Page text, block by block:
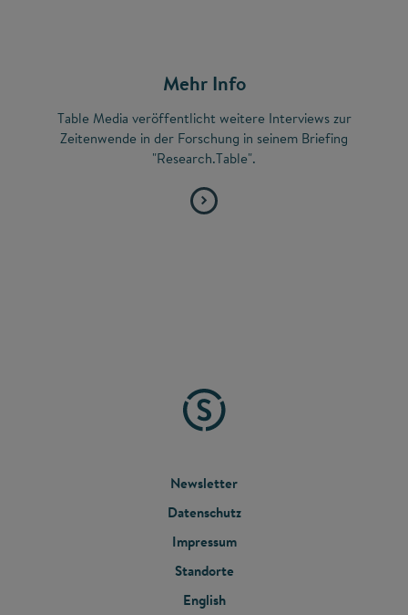
Mehr Info
Table Media veröffentlicht weitere Interviews zur
Zeitenwende in der Forschung in seinem Briefing
"Research.Table".
FOOTER
MENU
Newsletter
Datenschutz
Impressum
Standorte
English